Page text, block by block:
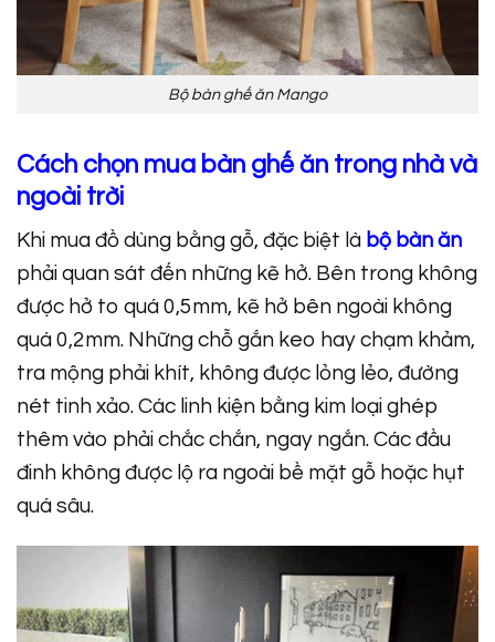
Bộ bàn ghế ăn Mango
Cách chọn mua bàn ghế ăn trong nhà và
ngoài trời
Khi mua đồ dùng bằng gỗ, đặc biệt là bộ bàn ăn
phải quan sát đến những kẽ hở. Bên trong không
được hở to quá 0,5mm, kẽ hở bên ngoài không
quá 0,2mm. Những chỗ gắn keo hay chạm khảm,
tra mộng phải khít, không được lỏng lẻo, đường
nét tinh xảo. Các linh kiện bằng kim loại ghép
thêm vào phải chắc chắn, ngay ngắn. Các đầu
đinh không được lộ ra ngoài bề mặt gỗ hoặc hụt
quá sâu.